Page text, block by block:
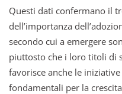
Questi dati confermano il
dell’importanza
secondo cui a emergere
piuttosto che i loro titoli di
favorisce anche le
fondamentali per la